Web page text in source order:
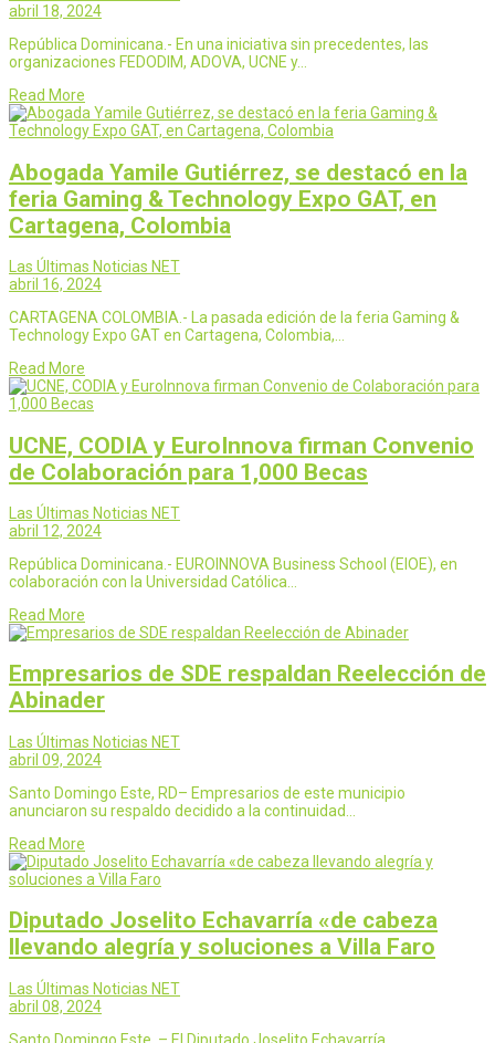
abril 18, 2024
República Dominicana.- En una iniciativa sin precedentes, las
organizaciones FEDODIM, ADOVA, UCNE y…
Read More
Abogada Yamile Gutiérrez, se destacó en la
feria Gaming & Technology Expo GAT, en
Cartagena, Colombia
Las Últimas Noticias NET
abril 16, 2024
CARTAGENA COLOMBIA.- La pasada edición de la feria Gaming &
Technology Expo GAT en Cartagena, Colombia,…
Read More
UCNE, CODIA y EuroInnova firman Convenio
de Colaboración para 1,000 Becas
Las Últimas Noticias NET
abril 12, 2024
República Dominicana.- EUROINNOVA Business School (EIOE), en
colaboración con la Universidad Católica…
Read More
Empresarios de SDE respaldan Reelección de
Abinader
Las Últimas Noticias NET
abril 09, 2024
Santo Domingo Este, RD– Empresarios de este municipio
anunciaron su respaldo decidido a la continuidad…
Read More
Diputado Joselito Echavarría «de cabeza
llevando alegría y soluciones a Villa Faro
Las Últimas Noticias NET
abril 08, 2024
Santo Domingo Este. – El Diputado Joselito Echavarría,